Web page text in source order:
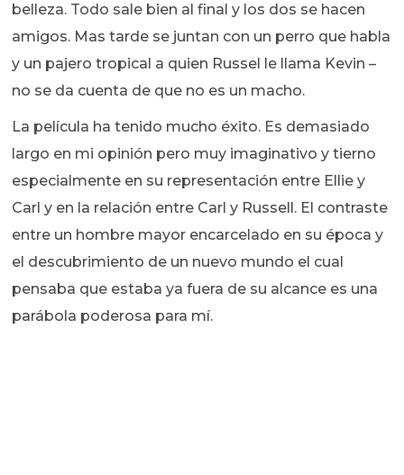
belleza. Todo sale bien al final y los dos se hacen
amigos. Mas tarde se juntan con un perro que habla
y un pajero tropical a quien Russel le llama Kevin –
no se da cuenta de que no es un macho.
La película ha tenido mucho éxito. Es demasiado
largo en mi opinión pero muy imaginativo y tierno
especialmente en su representación entre Ellie y
Carl y en la relación entre Carl y Russell. El contraste
entre un hombre mayor encarcelado en su época y
el descubrimiento de un nuevo mundo el cual
pensaba que estaba ya fuera de su alcance es una
parábola poderosa para mí.